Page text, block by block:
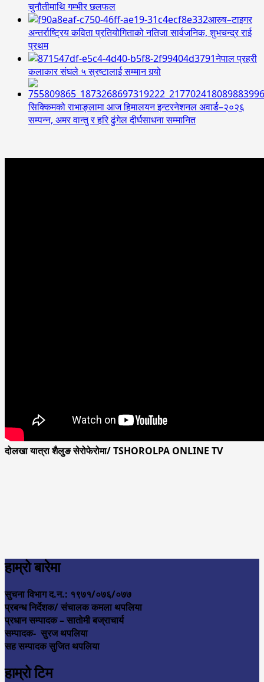
चुनौतीमाथि गम्भीर छलफल
आरुष–टाइगर
अन्तर्राष्ट्रिय कविता प्रतियोगिताको नतिजा सार्वजनिक, शुभचन्द्र राई
प्रथम
नेपाल प्रहरी
कलाकार संघले ५ स्रष्टालाई सम्मान गर्‍यो
सिक्किमको राभाङ्लामा आज हिमालयन इन्टरनेशनल अवार्ड–२०२६
सम्पन्न, अमर वान्तु र हरि ढुंगेल दीर्घसाधना सम्मानित
दोलखा यात्रा शैलुङ सेरोफेरोमा/ TSHOROLPA ONLINE TV
हाम्रो बारेमा
सुचना विभाग द.न.: १९७१/०७६/०७७
प्रबन्ध निर्देशक/ संचालक कमला थपलिया
प्रधान सम्पादक – सातोमी बज्राचार्य
सम्पादक- सुरज थपलिया
सह सम्पादक सुजित थपलिया
हाम्रो टिम